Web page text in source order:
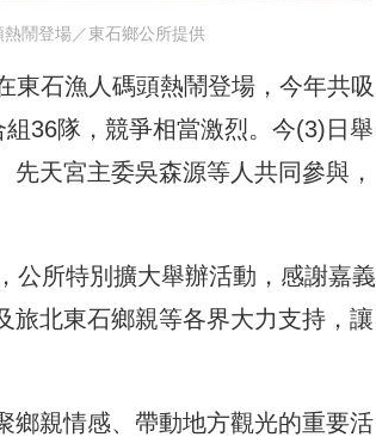
鬧登場／東石鄉公所提供
東石漁人碼頭熱鬧登場，今年共吸
36隊，競爭相當激烈。今(3)日舉
天宮主委吳森源等人共同參與，
公所特別擴大舉辦活動，感謝嘉義
旅北東石鄉親等各界大力支持，讓
鄉親情感、帶動地方觀光的重要活